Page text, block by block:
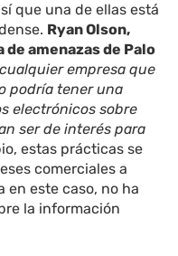
que una de ellas está
Ryan Olson,
amenazas de Palo
cualquier empresa que
podría tener una
electrónicos sobre
ser de interés para
estas prácticas se
comerciales a
en este caso, no ha
la información